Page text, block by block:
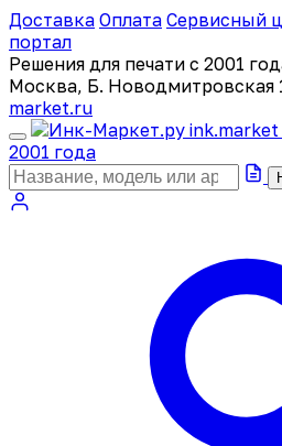
Доставка Оплата Сервисный
портал
Решения для печати с 2001
Москва, Б. Новодмитровская
market.ru
ink.market
2001 года